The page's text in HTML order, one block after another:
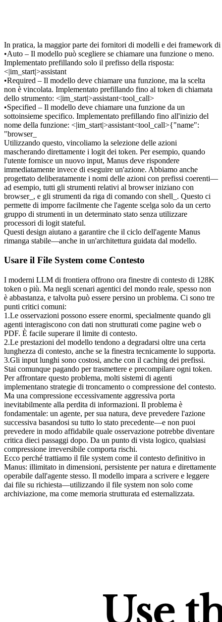
In pratica, la maggior parte dei fornitori di modelli e dei framework
•Auto – Il modello può scegliere se chiamare una funzione o meno.
Implementato prefillando solo il prefisso della risposta:
<|im_start|>assistant
•Required – Il modello deve chiamare una funzione, ma la scelta
non è vincolata. Implementato prefillando fino al token di chiamata
dello strumento: <|im_start|>assistant<tool_call>
•Specified – Il modello deve chiamare una funzione da un
sottoinsieme specifico. Implementato prefillando fino all'inizio del
nome della funzione: <|im_start|>assistant<tool_call>{"name":
"browser_
Utilizzando questo, vincoliamo la selezione delle azioni
mascherando direttamente i logit dei token. Per esempio, quando
l'utente fornisce un nuovo input, Manus deve rispondere
immediatamente invece di eseguire un'azione. Abbiamo anche
progettato deliberatamente i nomi delle azioni con prefissi coerenti—
ad esempio, tutti gli strumenti relativi al browser iniziano con
browser_ , e gli strumenti da riga di comando con shell_ . Questo ci
permette di imporre facilmente che l'agente scelga solo da un certo
gruppo di strumenti in un determinato stato senza utilizzare
processori di logit stateful.
Questi design aiutano a garantire che il ciclo dell'agente Manus
rimanga stabile—anche in un'architettura guidata dal modello.
Usare il File System come Contesto
I moderni LLM di frontiera offrono ora finestre di contesto di 128K
token o più. Ma negli scenari agentici del mondo reale, spesso non
è abbastanza, e talvolta può essere persino un problema. Ci sono tre
punti critici comuni:
1 .Le osservazioni possono essere enormi, specialmente quando gli
agenti interagiscono con dati non strutturati come pagine web o
PDF. È facile superare il limite di contesto.
2.Le prestazioni del modello tendono a degradarsi oltre una certa
lunghezza di contesto, anche se la finestra tecnicamente lo supporta.
3.Gli input lunghi sono costosi, anche con il caching dei prefissi.
Stai comunque pagando per trasmettere e precompilare ogni token.
Per affrontare questo problema, molti sistemi di agenti
implementano strategie di troncamento o compressione del contesto.
Ma una compressione eccessivamente aggressiva porta
inevitabilmente alla perdita di informazioni. Il problema è
fondamentale: un agente, per sua natura, deve prevedere l'azione
successiva basandosi su tutto lo stato precedente—e non puoi
prevedere in modo affidabile quale osservazione potrebbe diventare
critica dieci passaggi dopo. Da un punto di vista logico, qualsiasi
compressione irreversibile comporta rischi.
Ecco perché trattiamo il file system come il contesto definitivo in
Manus: illimitato in dimensioni, persistente per natura e direttamente
operabile dall'agente stesso. Il modello impara a scrivere e leggere
dai file su richiesta—utilizzando il file system non solo come
archiviazione, ma come memoria strutturata ed esternalizzata.